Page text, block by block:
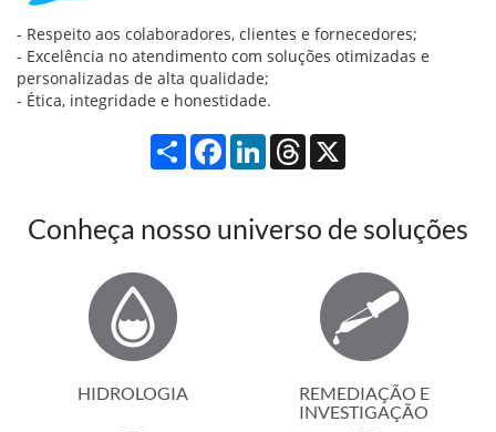
- Respeito aos colaboradores, clientes e fornecedores;
- Excelência no atendimento com soluções otimizadas e
personalizadas de alta qualidade;
- Ética, integridade e honestidade.
Compartilhar
FacebookLinkedInThreads
Conheça nosso universo de soluções
HIDROLOGIA
REMEDIAÇÃO E
INVESTIGAÇÃO